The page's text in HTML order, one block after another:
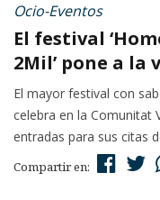
Ocio-Eventos
El festival
2Mil’ pone a la
El mayor festival con
celebra en la Comunitat
entradas para sus citas
Compartir en: